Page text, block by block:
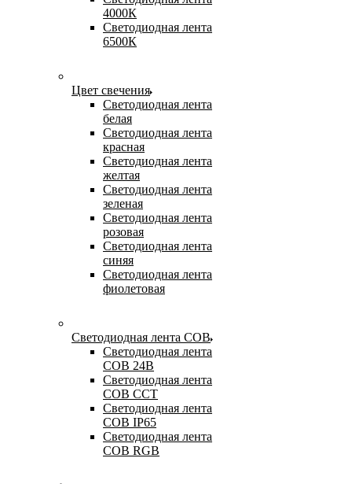
4000К
Светодиодная лента
6500К
Цвет свечения
Светодиодная лента
белая
Светодиодная лента
красная
Светодиодная лента
желтая
Светодиодная лента
зеленая
Светодиодная лента
розовая
Светодиодная лента
синяя
Светодиодная лента
фиолетовая
Светодиодная лента COB
Светодиодная лента
COB 24В
Светодиодная лента
COB CCT
Светодиодная лента
COB IP65
Светодиодная лента
COB RGB